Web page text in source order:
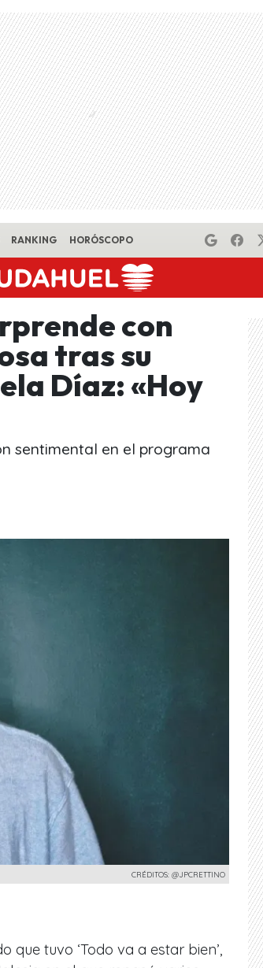
RANKING HORÓSCOPO
con
tras su
Díaz: «Hoy
sentimental en el programa
CRÉDITOS: @JPCRETTINO
tuvo ‘Todo va a estar bien’,